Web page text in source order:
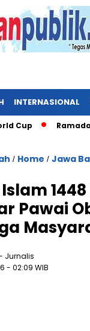
INTERNASIONAL
Ramadan:
/ Home / Jawa
Pawai
Jurnalis
- 02:09 WIB